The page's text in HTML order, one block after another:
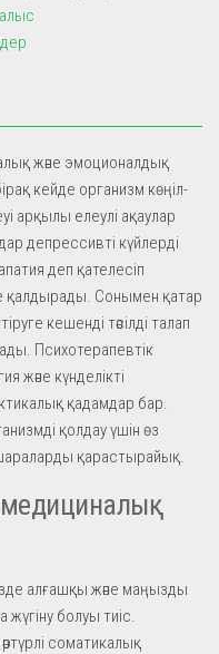
және эмоционалдық
кейде организм көңіл-
арқылы елеулі ақаулар
депрессивті күйлерді
деп қателесіп
қалдырады. Сонымен қатар
кешенді тәсілді талап
Психотерапевтік
және күнделікті
қадамдар бар.
қолдау үшін өз
қарастырайық.
медициналық
алғашқы және маңызды
болуы тиіс.
соматикалық